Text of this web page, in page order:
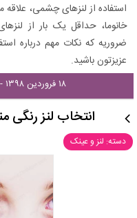
استفاده از لنزهای چشمی،
خانوما، حداقل یک بار از
ضروریه که نکات مهم درباره
عزیزتون باشید.
۱۸ فروردین ۱۳۹۸ - ۰۹:۱۹
انتخاب لنز
دسته: لنز و عینک